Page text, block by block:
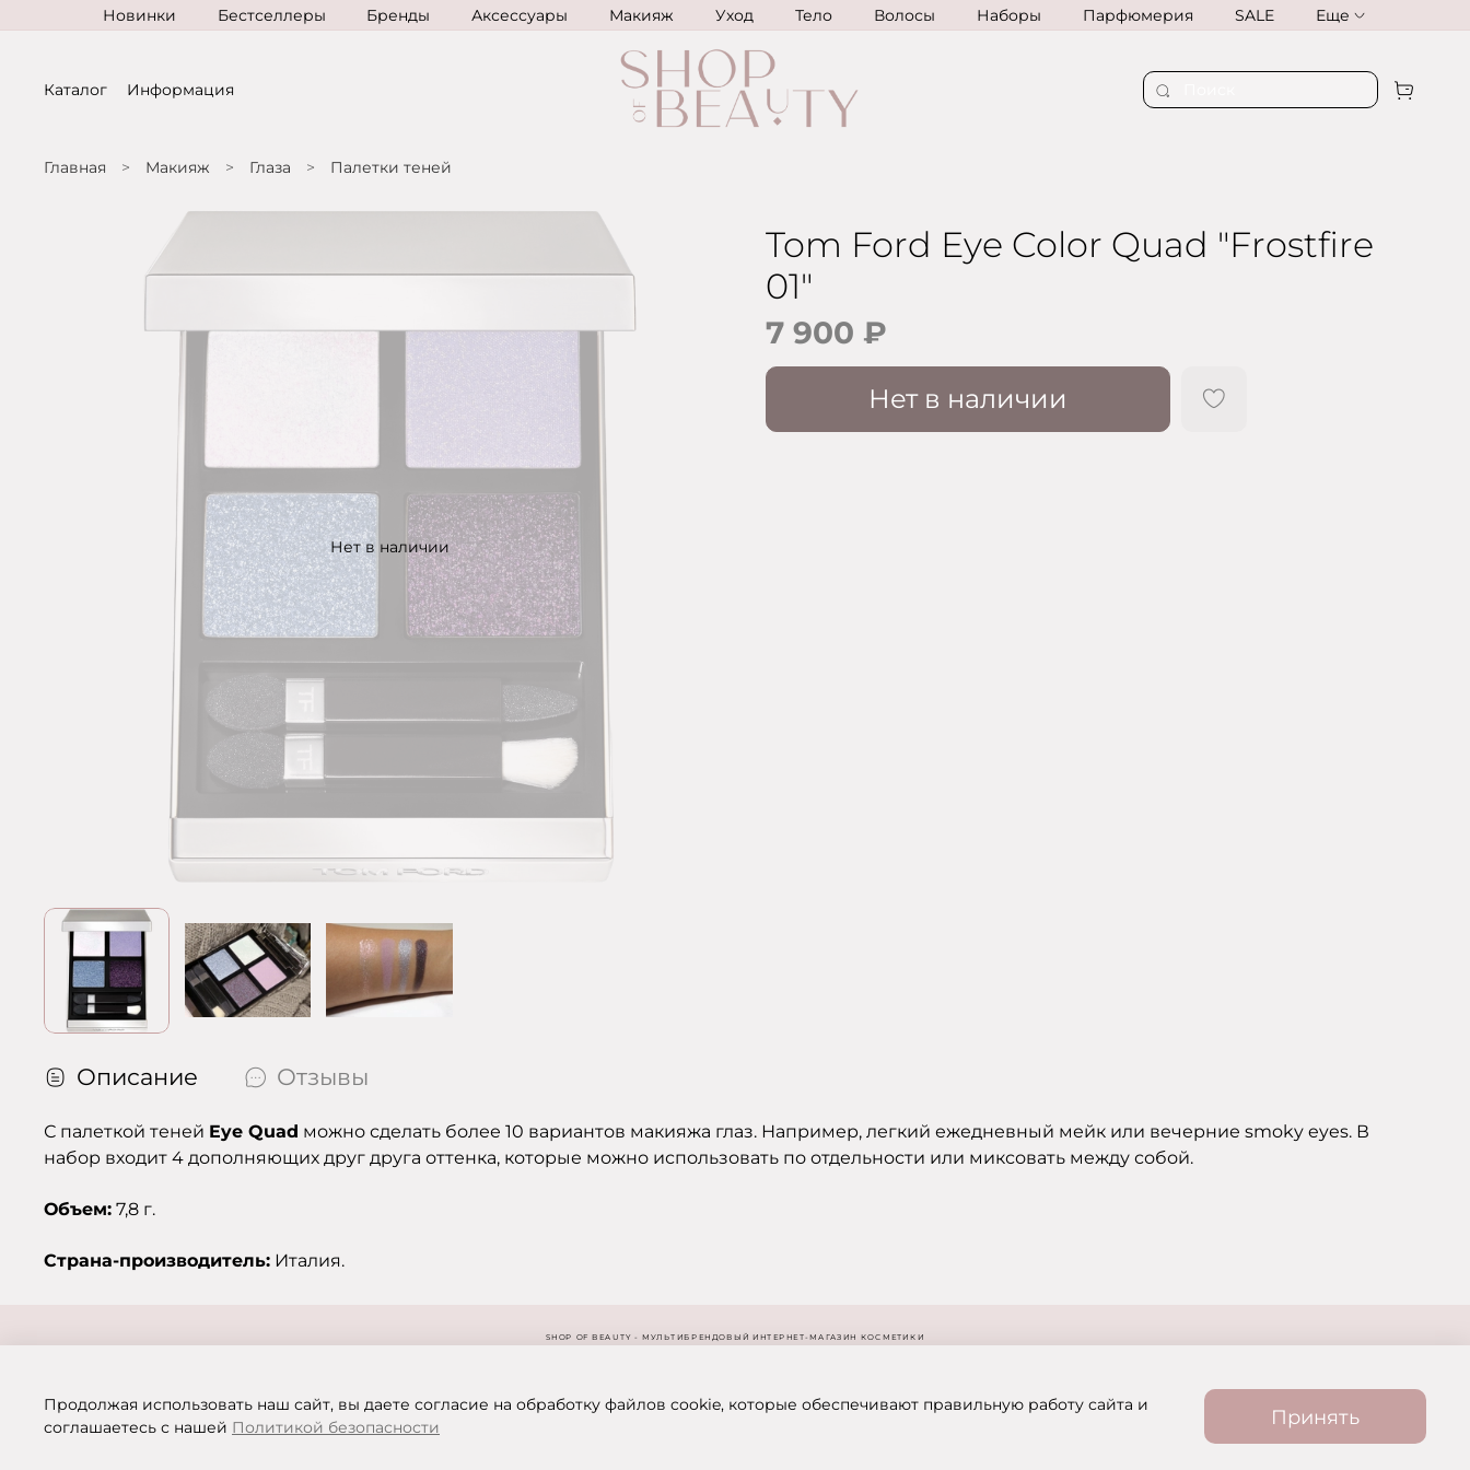
Новинки Бестселлеры Бренды Аксессуары Макияж Уход Тело Волосы Наборы Парфюмерия SALE Еще
Каталог Информация
Главная Макияж Глаза Палетки теней
Нет в наличии
Tom Ford Eye Color Quad "Frostfire
01"
7 900 ₽
Нет в наличии
Описание Отзывы
С палеткой теней Eye Quad можно сделать более 10 вариантов макияжа глаз. Например, легкий ежедневный мейк или вечерние smoky eyes. В
набор входит 4 дополняющих друг друга оттенка, которые можно использовать по отдельности или миксовать между собой.
Объем: 7,8 г.
Страна-производитель: Италия.
SHOP OF BEAUTY - МУЛЬТИБРЕНДОВЫЙ ИНТЕРНЕТ-МАГАЗИН КОСМЕТИКИ
Продолжая использовать наш сайт, вы даете согласие на обработку файлов cookie, которые обеспечивают правильную работу сайта и
соглашаетесь с нашей Политикой безопасности Принять